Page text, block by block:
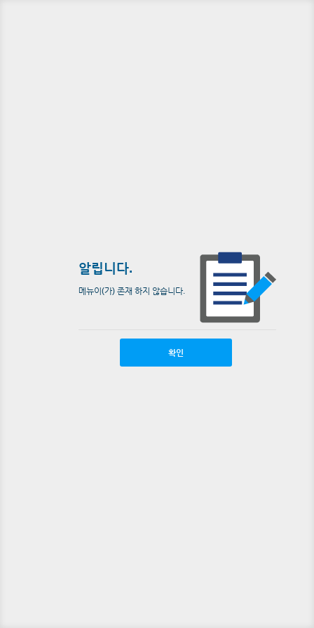
알립니다.
메뉴이(가) 존재 하지 않습니다.